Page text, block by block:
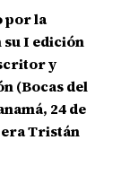
por la
su I edición
y
(Bocas del
24 de
era Tristán